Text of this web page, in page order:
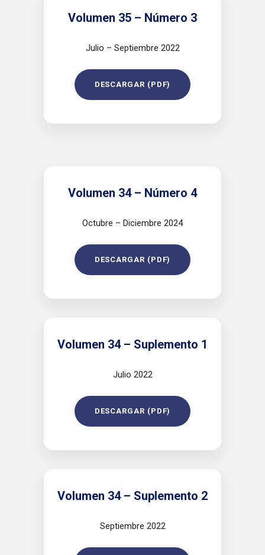
Volumen 35 – Número 3
Julio – Septiembre 2022
DESCARGAR (PDF)
Volumen 34 – Número 4
Octubre – Diciembre 2024
DESCARGAR (PDF)
Volumen 34 – Suplemento 1
Julio 2022
DESCARGAR (PDF)
Volumen 34 – Suplemento 2
Septiembre 2022